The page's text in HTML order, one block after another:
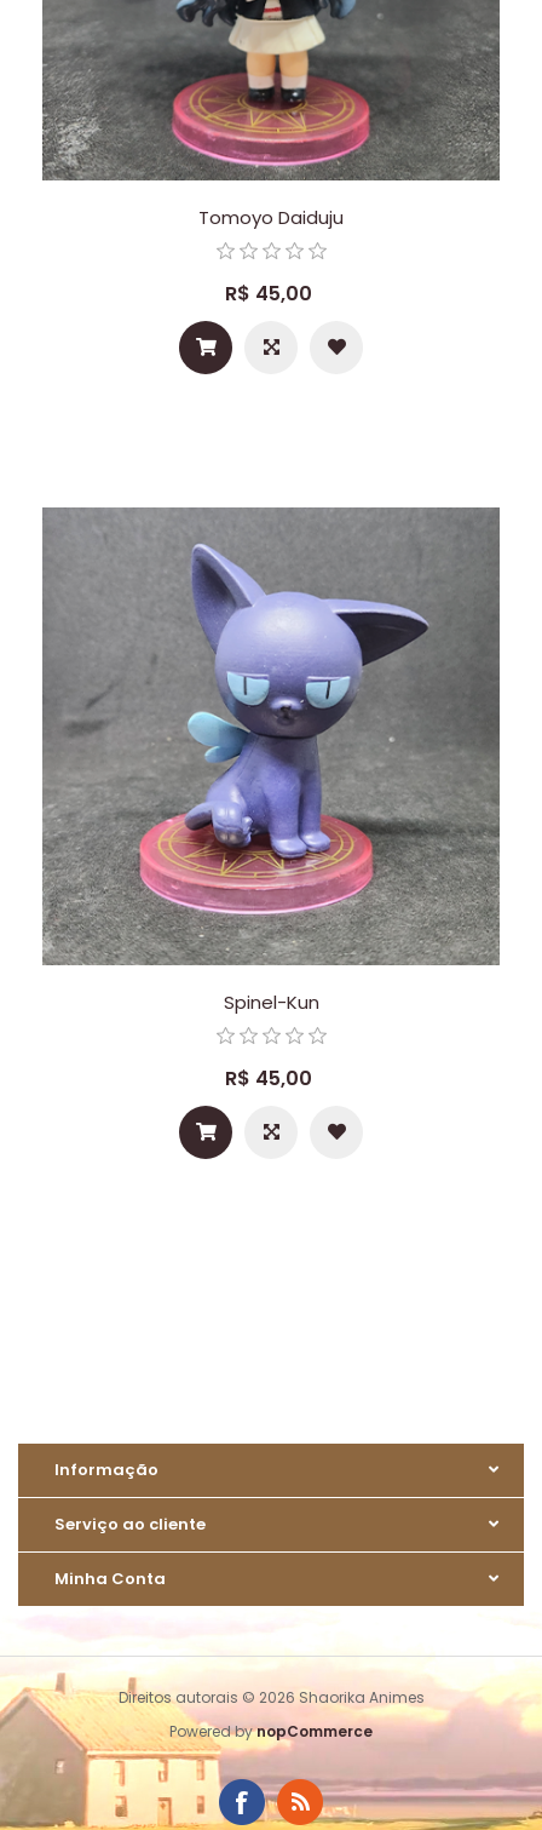
Tomoyo Daiduju
R$ 45,00
Spinel-Kun
R$ 45,00
Informação
Serviço ao cliente
Minha Conta
Direitos autorais © 2026 Shaorika Animes
Powered bynopCommerce